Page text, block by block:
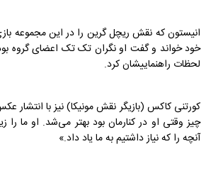
انیستون که نقش ریچل گرین را در این مجموعه بازی
خود خواند و گفت او نگران تک تک اعضای گروه
لحظات راهنماییشان کرد.
کورتنی کاکس (بازیگر نقش مونیکا) نیز با
چیز وقتی او در کنارمان بود بهتر می‌شد. او ما
آنچه را که نیاز داشتیم به ما یاد داد.»